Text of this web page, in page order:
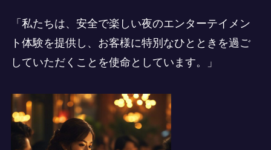
「私たちは、安全で楽しい夜のエンターテイメン
ト体験を提供し、お客様に特別なひとときを過ご
していただくことを使命としています。」